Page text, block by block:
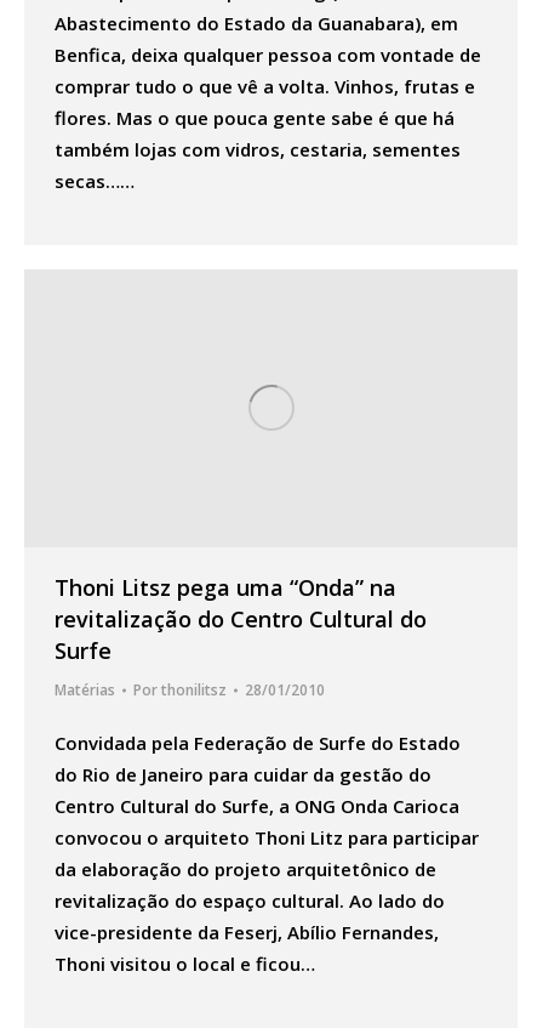
Abastecimento do Estado da Guanabara), em
Benfica, deixa qualquer pessoa com vontade de
comprar tudo o que vê a volta. Vinhos, frutas e
flores. Mas o que pouca gente sabe é que há
também lojas com vidros, cestaria, sementes
secas……
Thoni Litsz pega uma “Onda” na
revitalização do Centro Cultural do
Surfe
Matérias Porthonilitsz 28/01/2010
Convidada pela Federação de Surfe do Estado
do Rio de Janeiro para cuidar da gestão do
Centro Cultural do Surfe, a ONG Onda Carioca
convocou o arquiteto Thoni Litz para participar
da elaboração do projeto arquitetônico de
revitalização do espaço cultural. Ao lado do
vice-presidente da Feserj, Abílio Fernandes,
Thoni visitou o local e ficou…